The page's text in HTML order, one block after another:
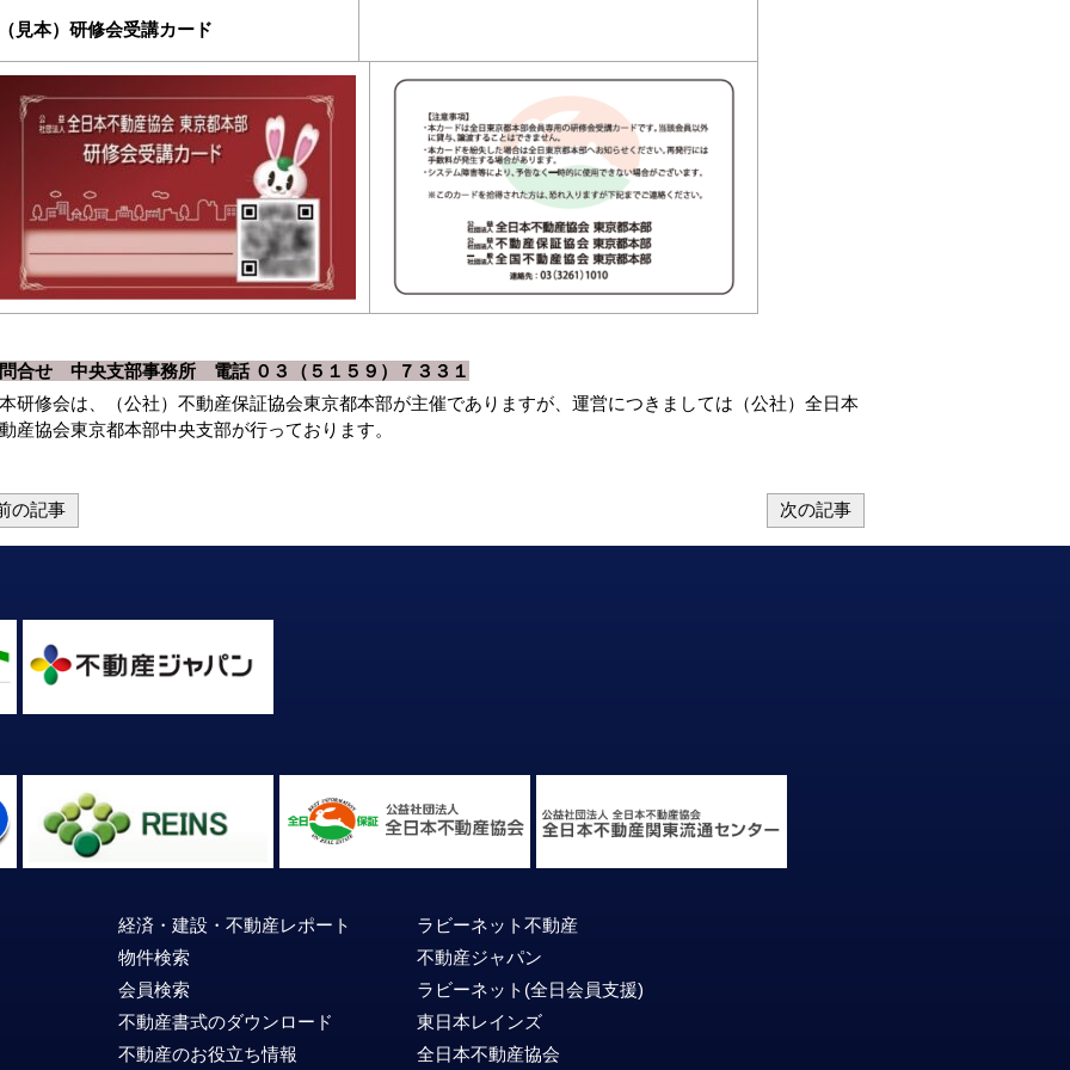
（見本）研修会受講カード
合せ 中央支部事務所 電話 ０３（５１５９）７３３１
研修会は、（公社）不動産保証協会東京都本部が主催でありますが、運営につきましては（公社）全日本
産協会東京都本部中央支部が行っております。
の記事 次の記事
経済・建設・不動産レポート
物件検索
会員検索
不動産書式のダウンロード
不動産のお役立ち情報
ラビーネット不動産
不動産ジャパン
ラビーネット (全日会員支援)
東日本レインズ
全日本不動産協会